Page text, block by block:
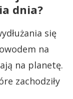
dnia?
się
na
na planetę.
zachodziły